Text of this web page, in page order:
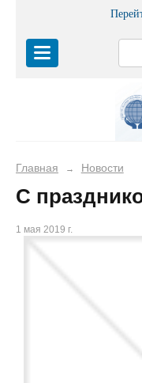
Главная → Новости
С
1 мая 2019 г.